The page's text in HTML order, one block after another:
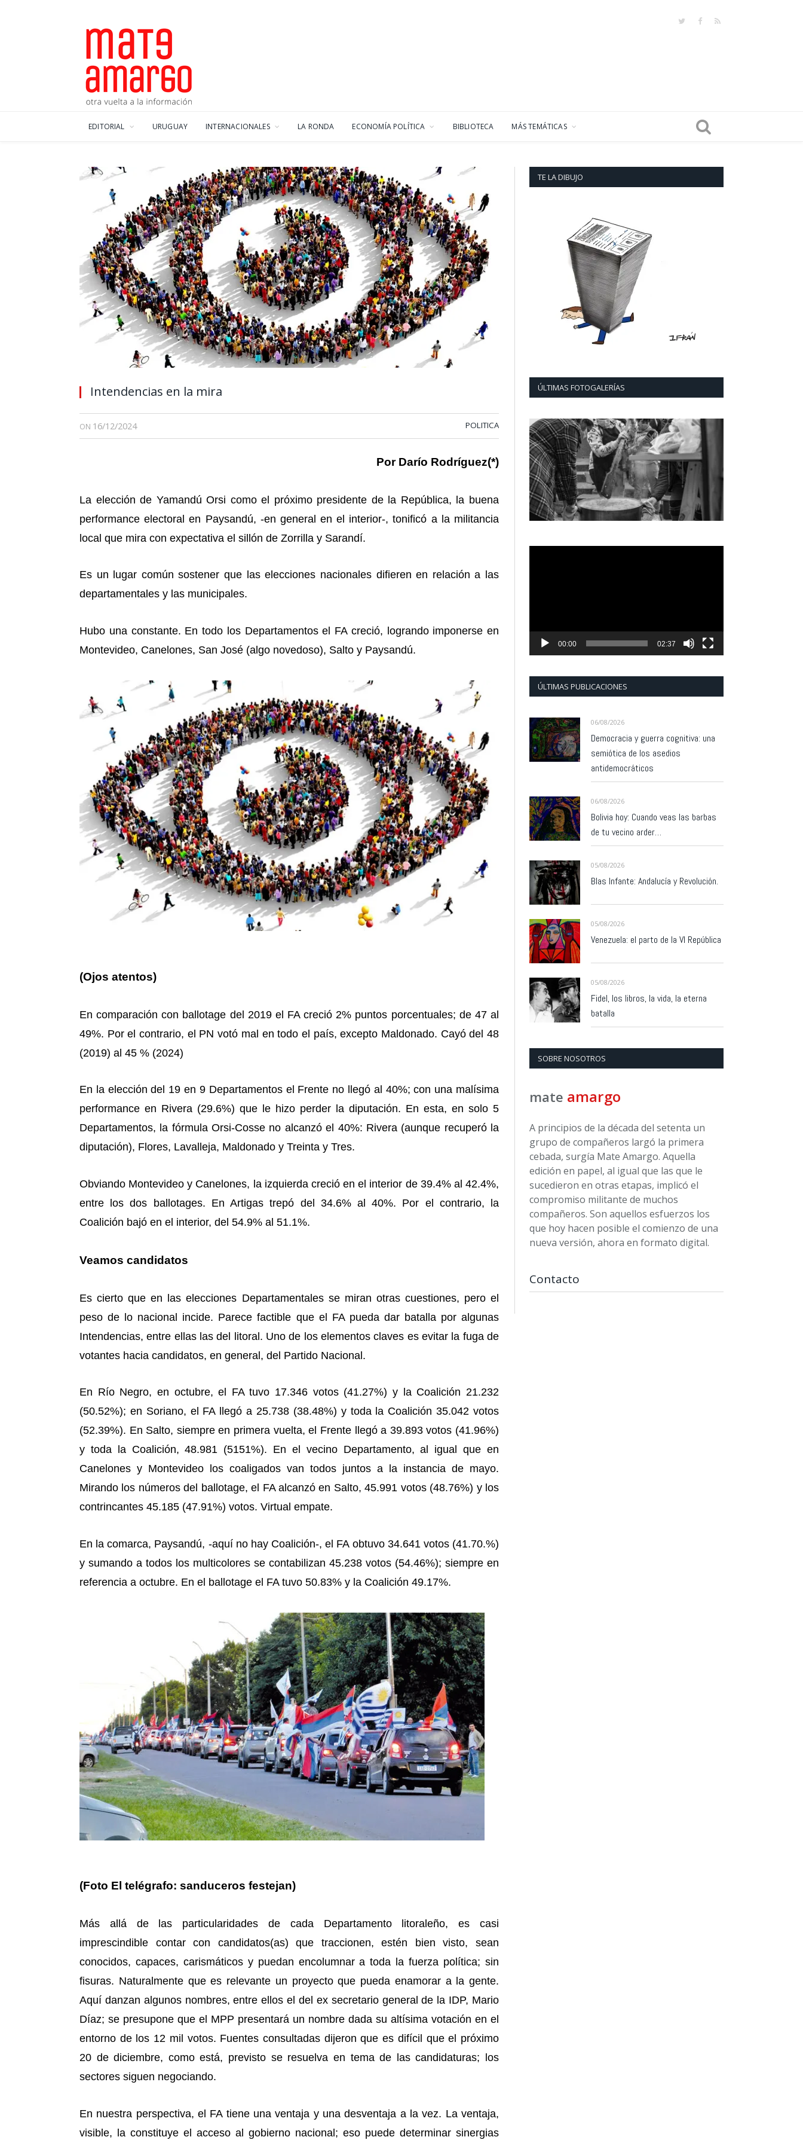
TwitterFacebook
RSS
EDITORIAL URUGUAY INTERNACIONALES LA RONDA ECONOMÍA POLÍTICA BIBLIOTECA MÁS TEMÁTICAS
Intendencias en la mira
ON 16/12/2024 POLITICA
Por Darío Rodríguez(*)
La elección de Yamandú Orsi como el próximo presidente de la República, la buena
performance electoral en Paysandú, -en general en el interior-, tonificó a la militancia
local que mira con expectativa el sillón de Zorrilla y Sarandí.
Es un lugar común sostener que las elecciones nacionales difieren en relación a las
departamentales y las municipales.
Hubo una constante. En todo los Departamentos el FA creció, logrando imponerse en
Montevideo, Canelones, San José (algo novedoso), Salto y Paysandú.
(Ojos atentos)
En comparación con ballotage del 2019 el FA creció 2% puntos porcentuales; de 47 al
49%. Por el contrario, el PN votó mal en todo el país, excepto Maldonado. Cayó del 48
(2019) al 45 % (2024)
En la elección del 19 en 9 Departamentos el Frente no llegó al 40%; con una malísima
performance en Rivera (29.6%) que le hizo perder la diputación. En esta, en solo 5
Departamentos, la fórmula Orsi-Cosse no alcanzó el 40%: Rivera (aunque recuperó la
diputación), Flores, Lavalleja, Maldonado y Treinta y Tres.
Obviando Montevideo y Canelones, la izquierda creció en el interior de 39.4% al 42.4%,
entre los dos ballotages. En Artigas trepó del 34.6% al 40%. Por el contrario, la
Coalición bajó en el interior, del 54.9% al 51.1%.
Veamos candidatos
Es cierto que en las elecciones Departamentales se miran otras cuestiones, pero el
peso de lo nacional incide. Parece factible que el FA pueda dar batalla por algunas
Intendencias, entre ellas las del litoral. Uno de los elementos claves es evitar la fuga de
votantes hacia candidatos, en general, del Partido Nacional.
En Río Negro, en octubre, el FA tuvo 17.346 votos (41.27%) y la Coalición 21.232
(50.52%); en Soriano, el FA llegó a 25.738 (38.48%) y toda la Coalición 35.042 votos
(52.39%). En Salto, siempre en primera vuelta, el Frente llegó a 39.893 votos (41.96%)
y toda la Coalición, 48.981 (5151%). En el vecino Departamento, al igual que en
Canelones y Montevideo los coaligados van todos juntos a la instancia de mayo.
Mirando los números del ballotage, el FA alcanzó en Salto, 45.991 votos (48.76%) y los
contrincantes 45.185 (47.91%) votos. Virtual empate.
En la comarca, Paysandú, -aquí no hay Coalición-, el FA obtuvo 34.641 votos (41.70.%)
y sumando a todos los multicolores se contabilizan 45.238 votos (54.46%); siempre en
referencia a octubre. En el ballotage el FA tuvo 50.83% y la Coalición 49.17%.
(Foto El telégrafo: sanduceros festejan)
Más allá de las particularidades de cada Departamento litoraleño, es casi
imprescindible contar con candidatos(as) que traccionen, estén bien visto, sean
conocidos, capaces, carismáticos y puedan encolumnar a toda la fuerza política; sin
fisuras. Naturalmente que es relevante un proyecto que pueda enamorar a la gente.
Aquí danzan algunos nombres, entre ellos el del ex secretario general de la IDP, Mario
Díaz; se presupone que el MPP presentará un nombre dada su altísima votación en el
entorno de los 12 mil votos. Fuentes consultadas dijeron que es difícil que el próximo
20 de diciembre, como está, previsto se resuelva en tema de las candidaturas; los
sectores siguen negociando.
En nuestra perspectiva, el FA tiene una ventaja y una desventaja a la vez. La ventaja,
visible, la constituye el acceso al gobierno nacional; eso puede determinar sinergias
TE LA DIBUJO
ÚLTIMAS FOTOGALERÍAS
00:00 02:37
ÚLTIMAS PUBLICACIONES
06/08/2026
Democracia y guerra cognitiva: una
semiótica de los asedios
antidemocráticos
06/08/2026
Bolivia hoy: Cuando veas las barbas
de tu vecino arder…
05/08/2026
Blas Infante: Andalucía y Revolución.
05/08/2026
Venezuela: el parto de la VI República
05/08/2026
Fidel, los libros, la vida, la eterna
batalla
SOBRE NOSOTROS
mate amargo
A principios de la década del setenta un
grupo de compañeros largó la primera
cebada, surgía Mate Amargo. Aquella
edición en papel, al igual que las que le
sucedieron en otras etapas, implicó el
compromiso militante de muchos
compañeros. Son aquellos esfuerzos los
que hoy hacen posible el comienzo de una
nueva versión, ahora en formato digital.
Contacto